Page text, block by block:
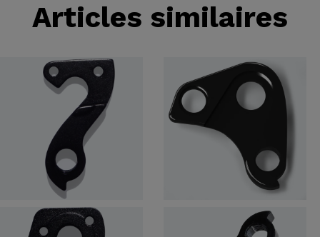
Articles similaires